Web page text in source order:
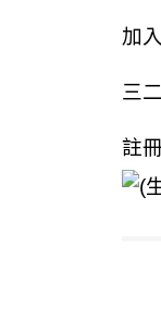
加入
三
註